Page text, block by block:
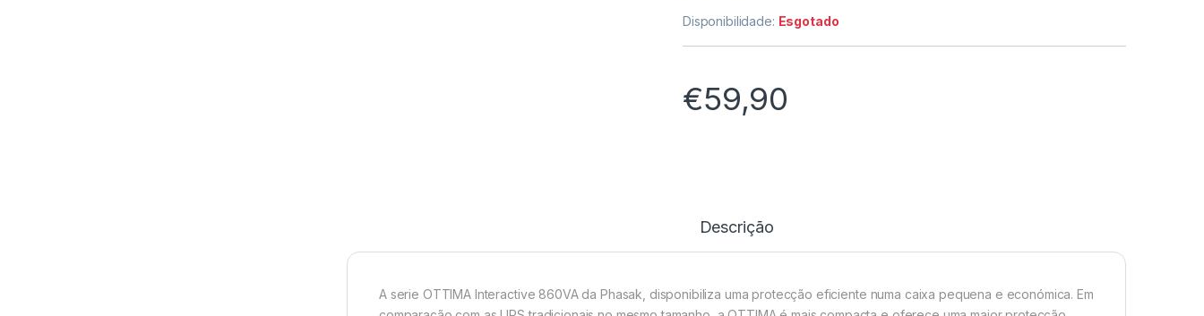
Disponibilidade: Esgotado
€59,90
Descrição
A serie OTTIMA Interactive 860VA da Phasak, disponibiliza uma protecção eficiente numa caixa pequena e económica. Em